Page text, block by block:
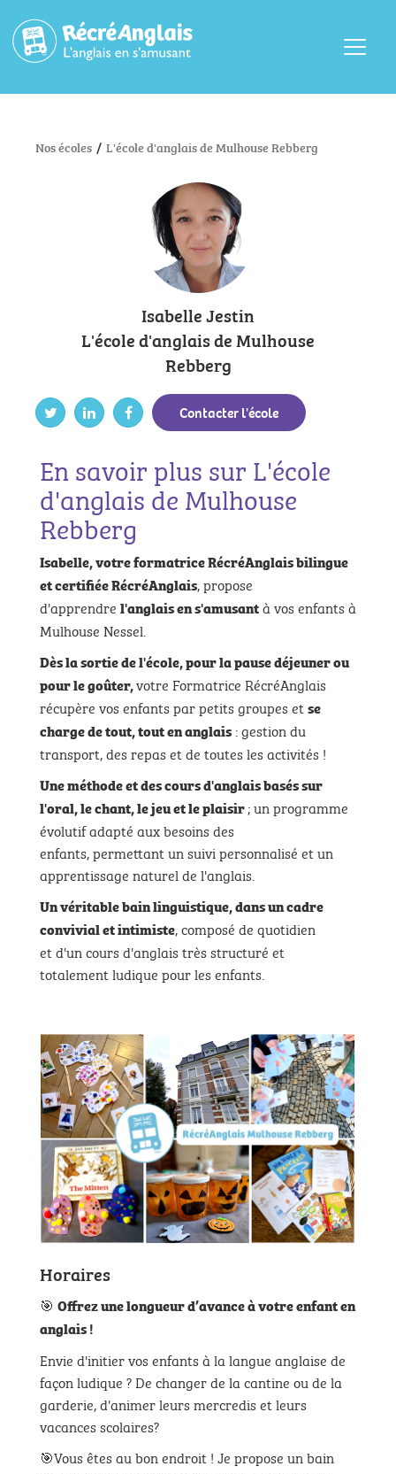
Menu
Nos écoles / L'école d'anglais de Mulhouse Rebberg
Isabelle Jestin
L'école d'anglais de Mulhouse
Rebberg
Contacter l'école
En savoir plus sur L'école
d'anglais de Mulhouse
Rebberg
Isabelle, votre formatrice RécréAnglais bilingue
et certifiée RécréAnglais, propose
d'apprendre l'anglais en s'amusantà vos enfants à
Mulhouse Nessel.
Dès la sortie de l'école, pour la pause déjeuner ou
pour le goûter,votre Formatrice RécréAnglais
récupère vos enfants par petits groupes etse
charge de tout, tout en anglais : gestion du
transport, des repas et de toutes les activités !
Une méthode et des cours d'anglais basés sur
l'oral, le chant, le jeu et le plaisir; un programme
évolutif adapté aux besoins des
enfants, permettant un suivi personnalisé et un
apprentissage naturel de l'anglais.
Un véritable bain linguistique,dans un cadre
convivial et intimiste, composé de quotidien
et d'un cours d'anglais très structuré et
totalement ludique pour les enfants.
Horaires
🎯 Offrez une longueur d’avance à votre enfant en
anglais !
Envie d'initier vos enfants à la langue anglaise de
façon ludique ? De changer de la cantine ou de la
garderie, d'animer leurs mercredis et leurs
vacances scolaires?
🎯Vous êtes au bon endroit ! Je propose un bain